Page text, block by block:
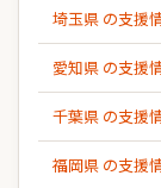
埼玉県 の支援
愛知県 の支援
千葉県 の支援
福岡県 の支援